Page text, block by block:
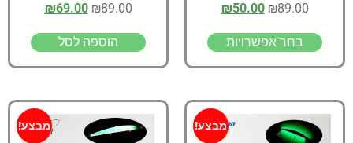
₪89.00
₪50.00
בחר אפשרויות
₪89.00
₪69.00
הוספה לסל
מבצע! מבצע!